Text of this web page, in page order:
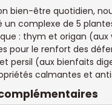
bien-être quotidien,
complexe de 5
: thym et origan (aux
pour le renfort des
persil (aux bienfaits
calmantes et